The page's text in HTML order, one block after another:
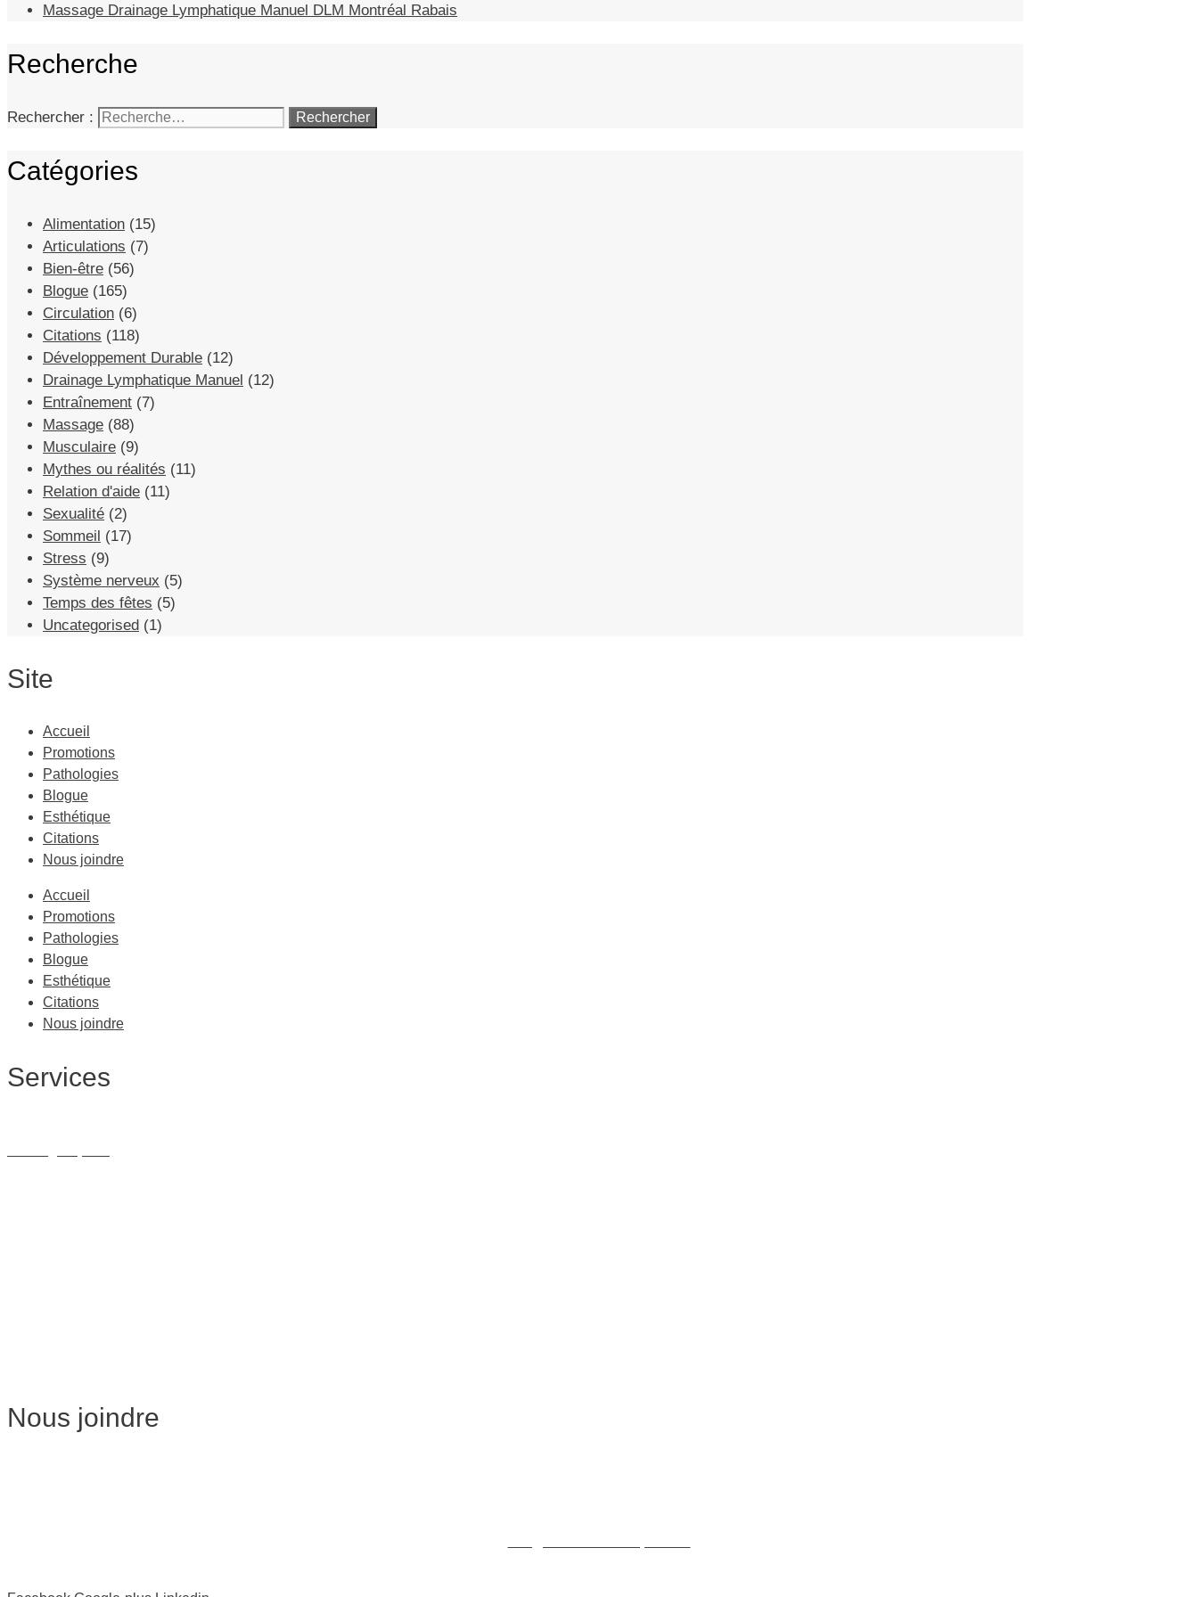
Massage Drainage Lymphatique Manuel DLM Montréal Rabais
Recherche
Rechercher :
Catégories
Alimentation (15)
Articulations (7)
Bien-être (56)
Blogue (165)
Circulation (6)
Citations (118)
Développement Durable (12)
Drainage Lymphatique Manuel (12)
Entraînement (7)
Massage (88)
Musculaire (9)
Mythes ou réalités (11)
Relation d'aide (11)
Sexualité (2)
Sommeil (17)
Stress (9)
Système nerveux (5)
Temps des fêtes (5)
Uncategorised (1)
Site
Accueil
Promotions
Pathologies
Blogue
Esthétique
Citations
Nous joindre
Accueil
Promotions
Pathologies
Blogue
Esthétique
Citations
Nous joindre
Services
Nous joindre